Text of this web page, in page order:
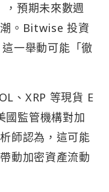
，預期未來數週
。Bitwise 投資
一舉動可能「徹
、XRP 等現貨 E
國監管機構對加
師認為，這可能
動加密資產流動